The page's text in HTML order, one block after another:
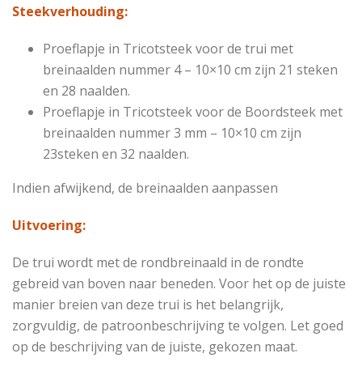
Steekverhouding:
Proeflapje in Tricotsteek voor de trui met
breinaalden nummer 4 – 10×10 cm zijn 21 steken
en 28 naalden.
Proeflapje in Tricotsteek voor de Boordsteek met
breinaalden nummer 3 mm – 10×10 cm zijn
23steken en 32 naalden.
Indien afwijkend, de breinaalden aanpassen
Uitvoering:
De trui wordt met de rondbreinaald in de rondte
gebreid van boven naar beneden. Voor het op de juiste
manier breien van deze trui is het belangrijk,
zorgvuldig, de patroonbeschrijving te volgen. Let goed
op de beschrijving van de juiste, gekozen maat.